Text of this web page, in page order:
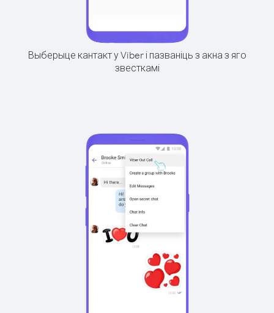
Выберыце кантакт у Viber і пазваніць з акна з яго
звесткамі